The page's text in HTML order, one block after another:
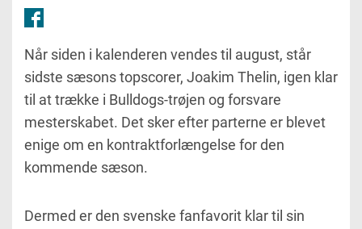
Når siden i kalenderen vendes til august, står
sidste sæsons topscorer, Joakim Thelin, igen klar
til at trække i Bulldogs-trøjen og forsvare
mesterskabet. Det sker efter parterne er blevet
enige om en kontraktforlængelse for den
kommende sæson.
Dermed er den svenske fanfavorit klar til sin